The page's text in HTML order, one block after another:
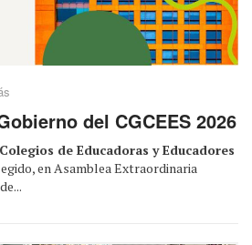
del CGCEES 2026
de Educadoras y Educadores
en Asamblea Extraordinaria